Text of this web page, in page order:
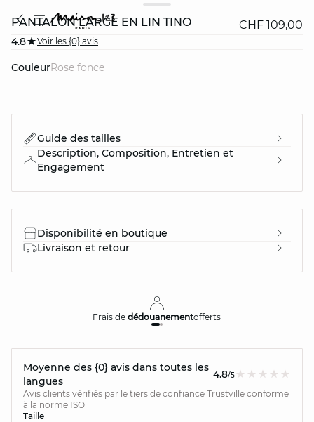
PANTALON LARGE EN LIN TINO CHF 109,00
4.8 Voir les {0} avis
Couleur rose fonce
Guide des tailles
Description, Composition, Entretien et
Engagement
Disponibilité en boutique
Livraison et retour
Frais dedédouanementofferts
Moyenne des {0} avis dans toutes les
langues
4.8/5
Avis clients vérifiés par le tiers de confiance Trustville conforme
à la norme ISO
Taille